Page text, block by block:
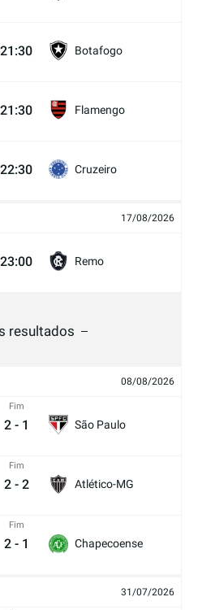
21:30 Botafogo
21:30 Flamengo
22:30 Cruzeiro
17/08/2026
23:00 Remo
resultados
08/08/2026
Fim
2 - 1 São Paulo
Fim
2 - 2 Atlético-MG
Fim
2 - 1 Chapecoense
31/07/2026